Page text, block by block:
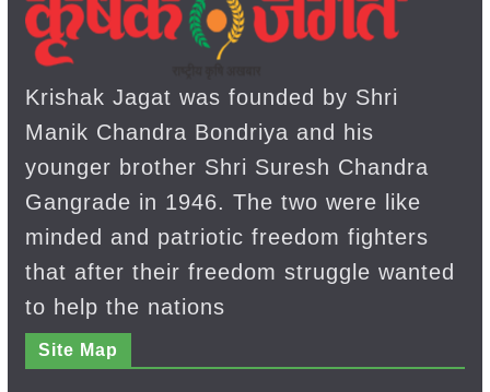
Krishak Jagat was founded by Shri
Manik Chandra Bondriya and his
younger brother Shri Suresh Chandra
Gangrade in 1946. The two were like
minded and patriotic freedom fighters
that after their freedom struggle wanted
to help the nations
Site Map